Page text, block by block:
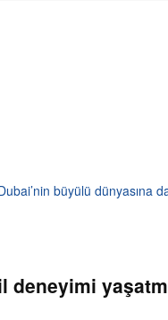
büyülü dünyasına
deneyimi